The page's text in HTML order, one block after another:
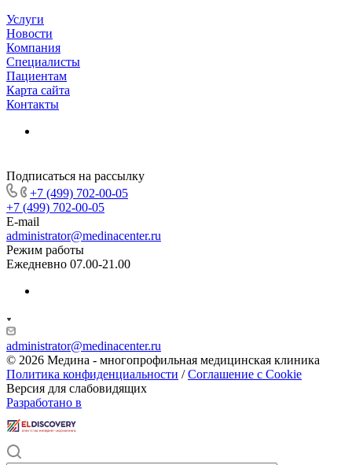
Услуги
Новости
Компания
Специалисты
Пациентам
Карта сайта
Контакты
Подписаться на рассылку
+7 (499) 702-00-05
+7 (499) 702-00-05
E-mail
administrator@medinacenter.ru
Режим работы
Ежедневно 07.00-21.00
administrator@medinacenter.ru
© 2026 Медина - многопрофильная медицинская клиника
Политика конфиденциальности /Соглашение с Cookie
Версия для слабовидящих
Разработано в